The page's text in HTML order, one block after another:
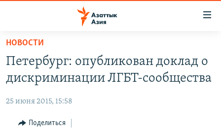
Вернуться
основному
содержанию
Вернутся
навигации
ЦЕНТРАЛЬНАЯ АЗИЯ
КАЗАХСТАН
УЗБЕКИСТАН
ТАДЖИКИСТАН
НОВОСТИ
ВОЙНА В УКРАИНЕ
НА ДРУГИХ ЯЗЫКАХ
ҚАЗАҚША
НОВОСТИ
Петербург: опубликован доклад о
дискриминации ЛГБТ-сообщества
25 июня 2015, 15:58
Поделиться